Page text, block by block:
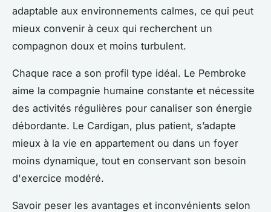
adaptable aux environnements calmes, ce qui peut
mieux convenir à ceux qui recherchent un
compagnon doux et moins turbulent.
Chaque race a son profil type idéal. Le Pembroke
aime la compagnie humaine constante et nécessite
des activités régulières pour canaliser son énergie
débordante. Le Cardigan, plus patient, s’adapte
mieux à la vie en appartement ou dans un foyer
moins dynamique, tout en conservant son besoin
d'exercice modéré.
Savoir peser les avantages et inconvénients selon